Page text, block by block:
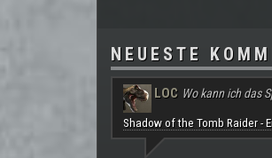
NEUESTE
LOC Wo kann ich das
Shadow of the Tomb Raider -